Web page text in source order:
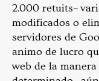
2.000 retuits–
modificados o
servidores de
animo de lucro
web de la